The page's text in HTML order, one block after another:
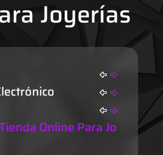
Joyerías
Online Para Jo